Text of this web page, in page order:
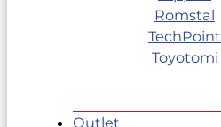
Romstal
TechPoint
Toyotomi
Outlet